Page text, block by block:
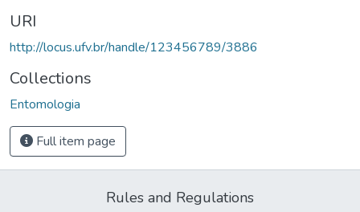
URI
http://locus.ufv.br/handle/123456789/3886
Collections
Entomologia
Full item page
Rules and Regulations